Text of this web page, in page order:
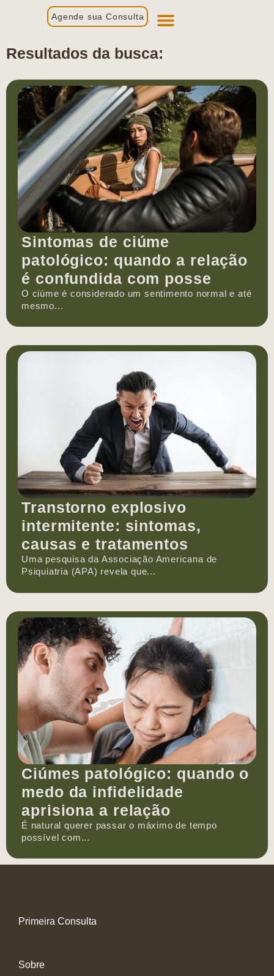
Agende sua Consulta
Resultados da busca:
Sintomas de ciúme
patológico: quando a relação
é confundida com posse
O ciúme é considerado um sentimento normal e até
mesmo...
Transtorno explosivo
intermitente: sintomas,
causas e tratamentos
Uma pesquisa da Associação Americana de
Psiquiatria (APA) revela que...
Ciúmes patológico: quando o
medo da infidelidade
aprisiona a relação
É natural querer passar o máximo de tempo
possível com...
Primeira Consulta
Sobre